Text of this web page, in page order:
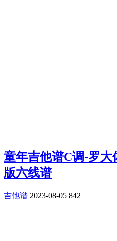
童年吉他谱C调-罗大
版六线谱
吉他谱 2023-08-05 842